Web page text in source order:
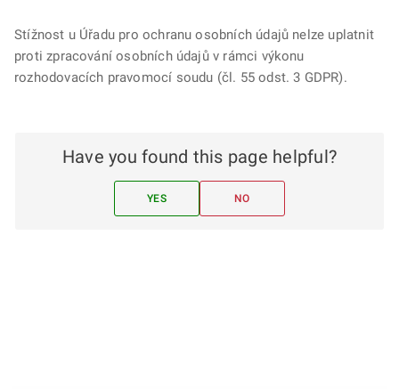
Stížnost u Úřadu pro ochranu osobních údajů nelze uplatnit
proti zpracování osobních údajů v rámci výkonu
rozhodovacích pravomocí soudu (čl. 55 odst. 3 GDPR).
Have you found this page helpful?
YES NO